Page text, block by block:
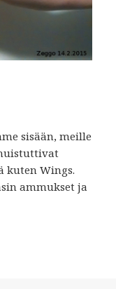
sisään, meille
kuten Wings.
ammukset ja